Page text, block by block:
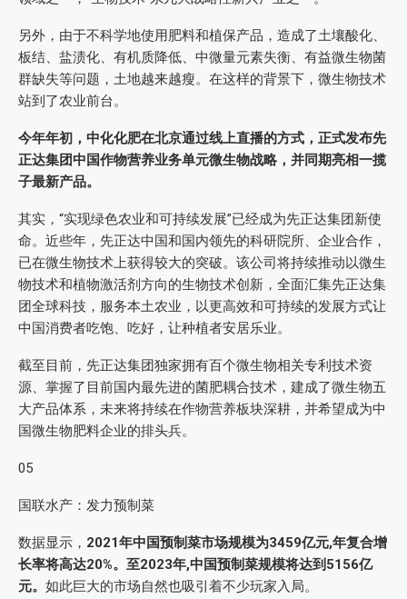
另外，由于不科学地使用肥料和植保产品，造成了土壤酸化、
板结、盐渍化、有机质降低、中微量元素失衡、有益微生物菌
群缺失等问题，土地越来越瘦。在这样的背景下，微生物技术
站到了农业前台。
今年年初，中化化肥在北京通过线上直播的方式，正式发布先
正达集团中国作物营养业务单元微生物战略，并同期亮相一揽
子最新产品。
其实，“实现绿色农业和可持续发展”已经成为先正达集团新使
命。近些年，先正达中国和国内领先的科研院所、企业合作，
已在微生物技术上获得较大的突破。该公司将持续推动以微生
物技术和植物激活剂方向的生物技术创新，全面汇集先正达集
团全球科技，服务本土农业，以更高效和可持续的发展方式让
中国消费者吃饱、吃好，让种植者安居乐业。
截至目前，先正达集团独家拥有百个微生物相关专利技术资
源、掌握了目前国内最先进的菌肥耦合技术，建成了微生物五
大产品体系，未来将持续在作物营养板块深耕，并希望成为中
国微生物肥料企业的排头兵。
05
国联水产：发力预制菜
数据显示， 2021年中国预制菜市场规模为3459亿元,年复合增
长率将高达20%。至2023年,中国预制菜规模将达到5156亿
元。 如此巨大的市场自然也吸引着不少玩家入局。